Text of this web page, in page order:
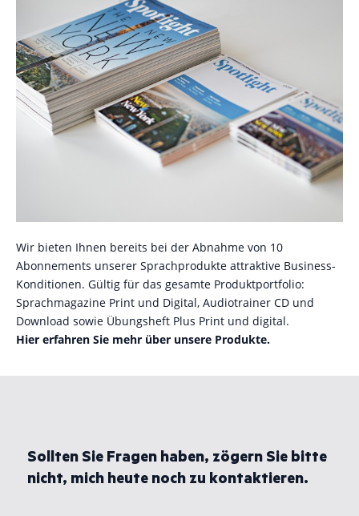
Wir bieten Ihnen bereits bei der Abnahme von 10
Abonnements unserer Sprachprodukte attraktive Business-
Konditionen. Gültig für das gesamte Produktportfolio:
Sprachmagazine Print und Digital, Audiotrainer CD und
Download sowie Übungsheft Plus Print und digital.
Hier erfahren Sie mehr über unsere Produkte.
Sollten Sie Fragen haben, zögern Sie bitte
nicht, mich heute noch zu kontaktieren.